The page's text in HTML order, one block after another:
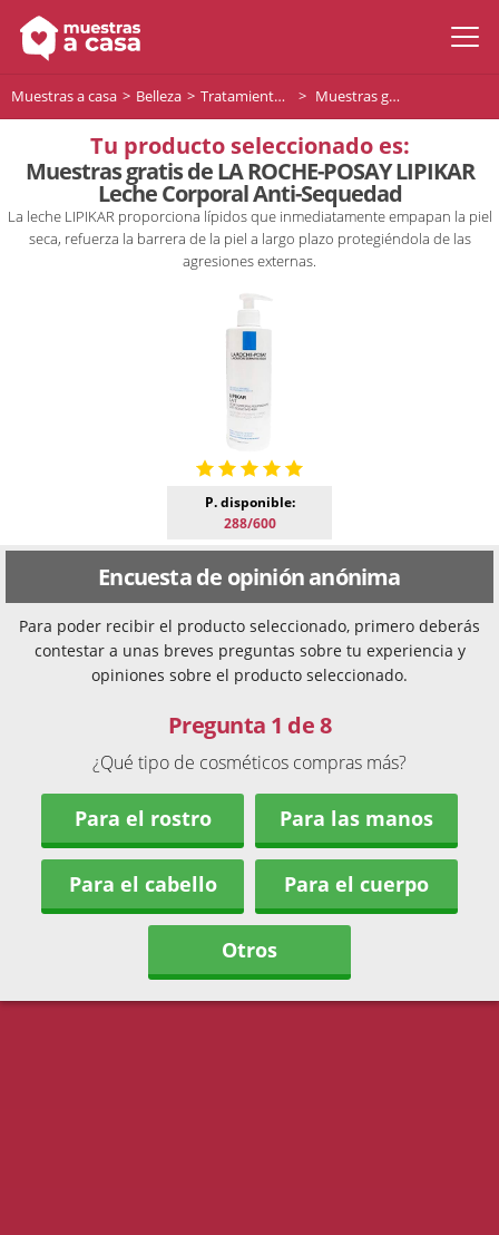
Muestras a casa Belleza Tratamiento facial Muestras gratis de LA ROCHE-POSAY LIPIKAR Leche Corporal Anti-Sequedad
Tu producto seleccionado es:
Muestras gratis de LA ROCHE-POSAY LIPIKAR
Leche Corporal Anti-Sequedad
La leche LIPIKAR proporciona lípidos que inmediatamente empapan la piel
seca, refuerza la barrera de la piel a largo plazo protegiéndola de las
agresiones externas.
P. disponible:
288/600
Encuesta de opinión anónima
Para poder recibir el producto seleccionado, primero deberás
contestar a unas breves preguntas sobre tu experiencia y
opiniones sobre el producto seleccionado.
Pregunta 1 de 8
¿Qué tipo de cosméticos compras más?
Para el rostro Para las manos
Para el cabello Para el cuerpo
Otros